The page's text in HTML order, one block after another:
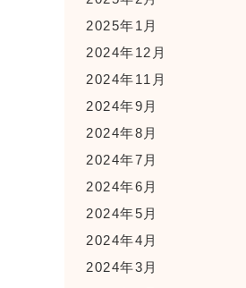
2025年1月
2024年12月
2024年11月
2024年9月
2024年8月
2024年7月
2024年6月
2024年5月
2024年4月
2024年3月